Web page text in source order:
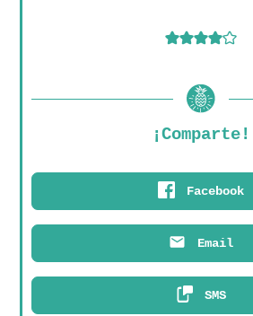
¡Comparte!
Facebook
Email
SMS